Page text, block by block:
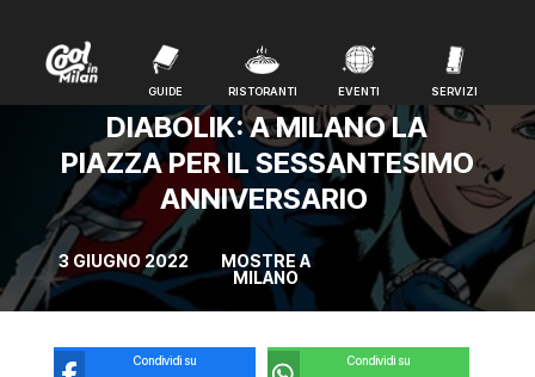
GUIDE RISTORANTI EVENTI SERVIZI
GUIDE RISTORANTI EVENTI SERVIZI
DIABOLIK: A MILANO LA
PIAZZA PER IL SESSANTESIMO
ANNIVERSARIO
3 GIUGNO 2022
MOSTRE A
MILANO
Condividi su
Condividi su